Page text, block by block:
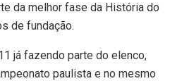
da melhor fase da História do
de fundação.
já fazendo parte do elenco,
paulista e no mesmo